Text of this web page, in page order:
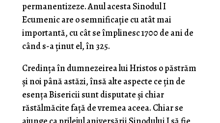
permanentizeze. Anul acesta Sinodul I
Ecumenic are o semnificație cu atât mai
importantă, cu cât se împlinesc 1700 de ani de
când s-a ținut el, în 325.
Credința în dumnezeirea lui Hristos o păstrăm
și noi până astăzi, însă alte aspecte ce țin de
esența Bisericii sunt disputate și chiar
răstălmăcite față de vremea aceea. Chiar se